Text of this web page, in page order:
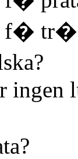
f�
ingen